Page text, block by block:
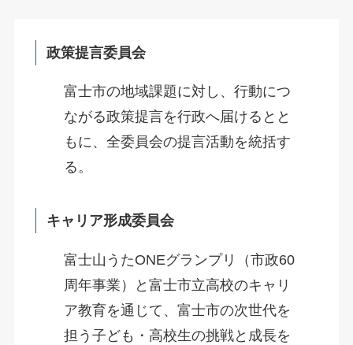
政策提言委員会
富士市の地域課題に対し、行動につ
ながる政策提言を行政へ届けるとと
もに、全委員会の提言活動を統括す
る。
キャリア形成委員会
富士山うたONEグランプリ（市政60
周年事業）と富士市立高校のキャリ
ア教育を通じて、富士市の次世代を
担う子ども・高校生の挑戦と成長を